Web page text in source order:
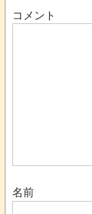
コメント
名前